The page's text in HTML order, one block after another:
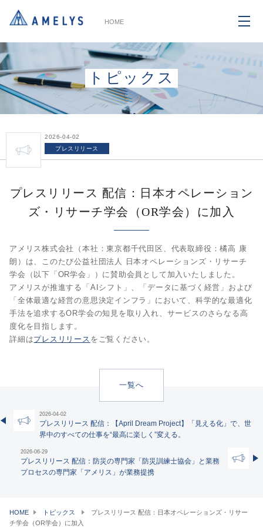
HOME
トピックス
2026-04-02
プレスリリース
プレスリリース 配信：日本オペレーション
ズ・リサーチ学会（OR学会）に加入
アメリス株式会社（本社：東京都千代田区、代表取締役：橘高 康
朗）は、このたび公益社団法人 日本オペレーションズ・リサーチ
学会（以下「OR学会」）に賛助会員として加入いたしました。
アメリスが推進する「AIシフト」、「データに基づく経営」および
「全体最適な経営の意思決定インフラ」において、科学的な最適化
手法を追求するOR学会の知見を取り入れ、サービスのさらなる高
度化を目指します。
詳細はプレスリリース をご覧ください。
一覧へ
2026-04-02
プレスリリース 配信：【April Dream Project】「見える化」で、世
界中のすべての仕事を“最高に楽しく”変える。
2026-06-29
プレスリリース 配信：防災の専門家「防災訓練士協会」と業務
プロセスの専門家「アメリス」が業務提携
HOME トピックス
プレスリリース 配信：日本オペレーションズ・リサー
チ学会（OR学会）に加入